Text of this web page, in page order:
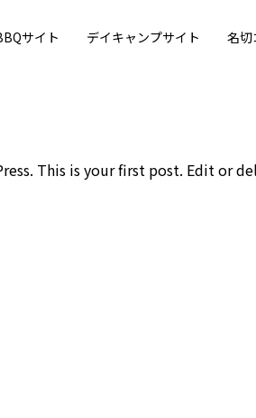
サイト デイキャンプサイト 名切
This is your first post. Edit or